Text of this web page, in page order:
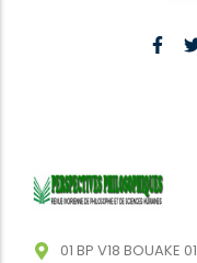
01 BP V18 BOUAKE 01